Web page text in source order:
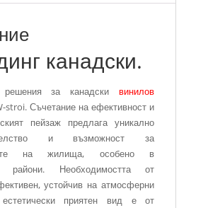
канадски.
решения за канадскивинилов
stroi. Съчетание на ефективност и
пейзаж предлага уникално
и възможност за
на жилища, особено в
райони. Необходимостта от
устойчив на атмосферни
приятен вид е от